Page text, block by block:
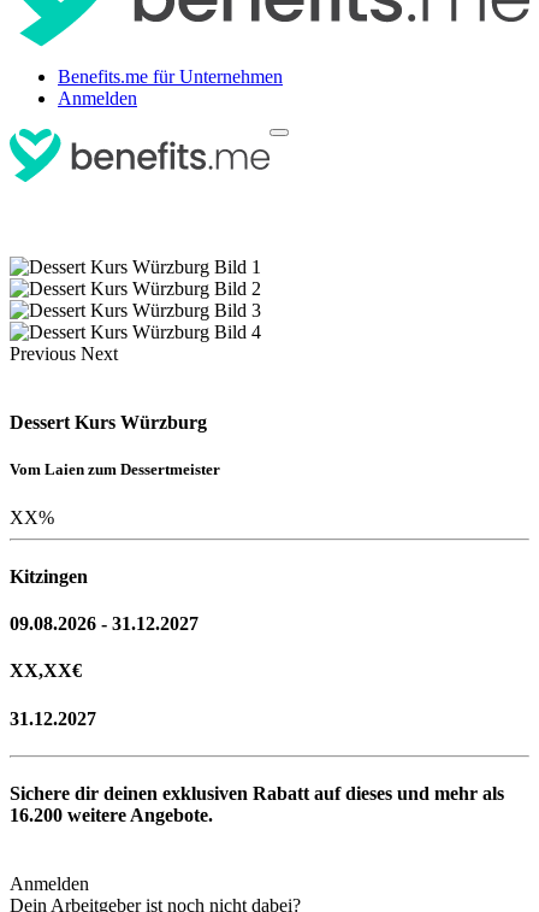
Benefits.me für Unternehmen
Anmelden
Previous Next
Dessert Kurs Würzburg
Vom Laien zum Dessertmeister
XX%
Kitzingen
09.08.2026 - 31.12.2027
XX,XX€
31.12.2027
Sichere dir deinen exklusiven Rabatt auf dieses und mehr als
16.200 weitere Angebote.
Anmelden
Dein Arbeitgeber ist noch nicht dabei?